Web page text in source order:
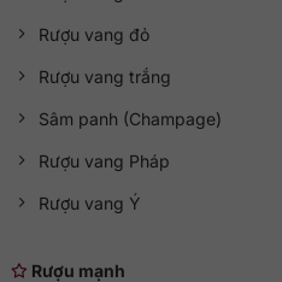
Rượu vang đỏ
Rượu vang trắng
Sâm panh (Champage)
Rượu vang Pháp
Rượu vang Ý
Rượu mạnh